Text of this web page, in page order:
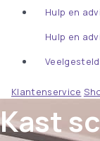
Hulp en
Hulp en
Klantenservice
Kast